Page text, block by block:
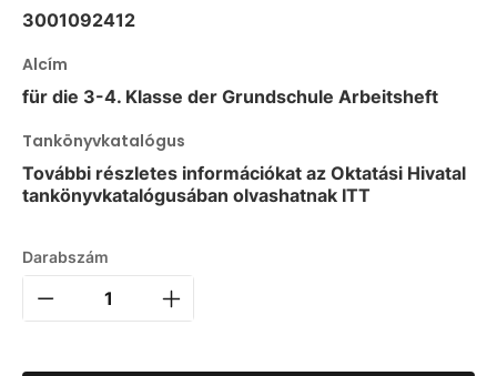
3001092412
Alcím
für die 3-4. Klasse der Grundschule Arbeitsheft
Tankönyvkatalógus
További részletes információkat az Oktatási Hivatal
tankönyvkatalógusában olvashatnak ITT
Darabszám